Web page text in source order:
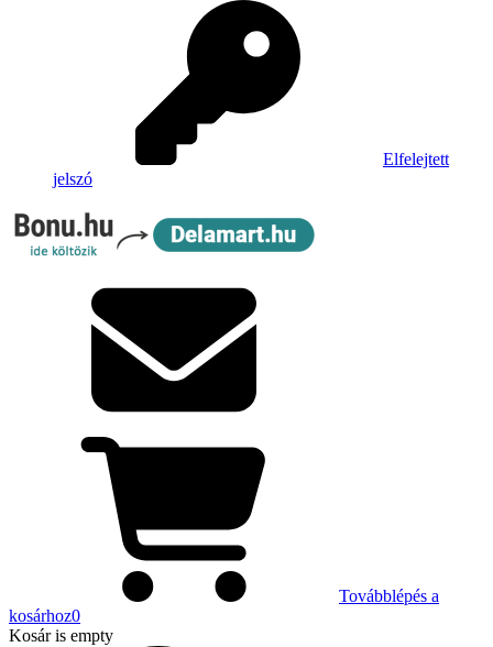
Elfelejtett
jelszó
Továbblépés a
kosárhoz0
Kosáris empty